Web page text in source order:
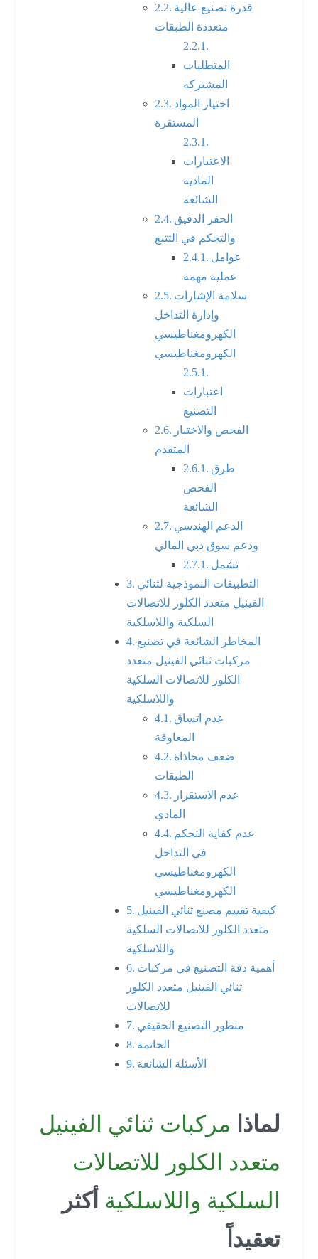
قدرة تصنيع عالية
متعددة الطبقات
المتطلبات
المشتركة
اختيار المواد
المستقرة
الاعتبارات
المادية
الشائعة
الحفر الدقيق
والتحكم في التتبع
عوامل
عملية مهمة
سلامة الإشارات
وإدارة التداخل
الكهرومغناطيسي
الكهرومغناطيسي
اعتبارات
التصنيع
الفحص والاختبار
المتقدم
طرق
الفحص
الشائعة
الدعم الهندسي
ودعم سوق دبي المالي
تشمل
التطبيقات النموذجية لثنائي
الفينيل متعدد الكلور للاتصالات
السلكية واللاسلكية
المخاطر الشائعة في تصنيع
مركبات ثنائي الفينيل متعدد
الكلور للاتصالات السلكية
واللاسلكية
عدم اتساق
المعاوقة
ضعف محاذاة
الطبقات
عدم الاستقرار
المادي
عدم كفاية التحكم
في التداخل
الكهرومغناطيسي
الكهرومغناطيسي
كيفية تقييم مصنع ثنائي الفينيل
متعدد الكلور للاتصالات السلكية
واللاسلكية
أهمية دقة التصنيع في مركبات
ثنائي الفينيل متعدد الكلور
للاتصالات
منظور التصنيع الحقيقي
الخاتمة
الأسئلة الشائعة
لماذامركبات ثنائي الفينيل
متعدد الكلور للاتصالات
السلكية واللاسلكيةأكثر
تعقيداً